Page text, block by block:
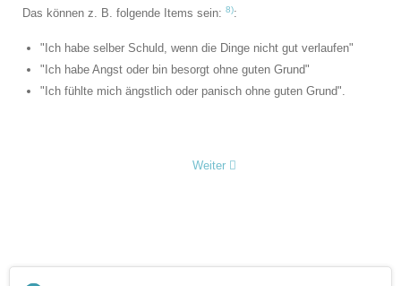
Das können z. B. folgende Items sein: 8):
"Ich habe selber Schuld, wenn die Dinge nicht gut verlaufen"
"Ich habe Angst oder bin besorgt ohne guten Grund"
"Ich fühlte mich ängstlich oder panisch ohne guten Grund".
Weiter